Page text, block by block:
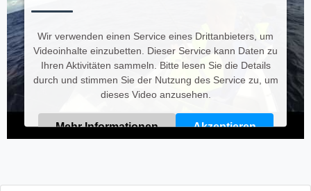
Wir verwenden einen Service eines Drittanbieters, um
Videoinhalte einzubetten. Dieser Service kann Daten zu
Ihren Aktivitäten sammeln. Bitte lesen Sie die Details
durch und stimmen Sie der Nutzung des Service zu, um
dieses Video anzusehen.
Mehr Informationen Akzeptieren